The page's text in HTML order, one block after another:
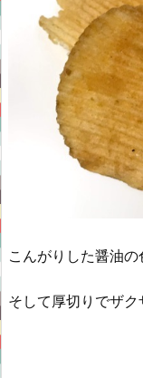
こんがりした醤油の
そして厚切りでザク